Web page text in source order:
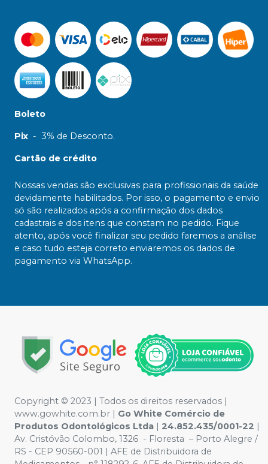
Boleto
Pix - 3% de Desconto.
Cartão de crédito
Nossas vendas são exclusivas para profissionais da saúde
devidamente habilitados. Por isso, o pagamento e envio
só são realizados após a confirmação dos dados
cadastrais e dos itens que constam no pedido. Fique
atento, após você finalizar seu pedido faremos a análise
e caso tudo esteja correto enviaremos os dados de
pagamento via WhatsApp.
Copyright ©️ 2023 | Todos os direitos reservados |
www.gowhite.com.br | Go White Comércio de
Produtos Odontológicos Ltda | 24.852.435/0001-22 |
Av. Cristóvão Colombo, 1326 - Floresta – Porto Alegre /
RS - CEP 90560-001 | AFE de Distribuidora de